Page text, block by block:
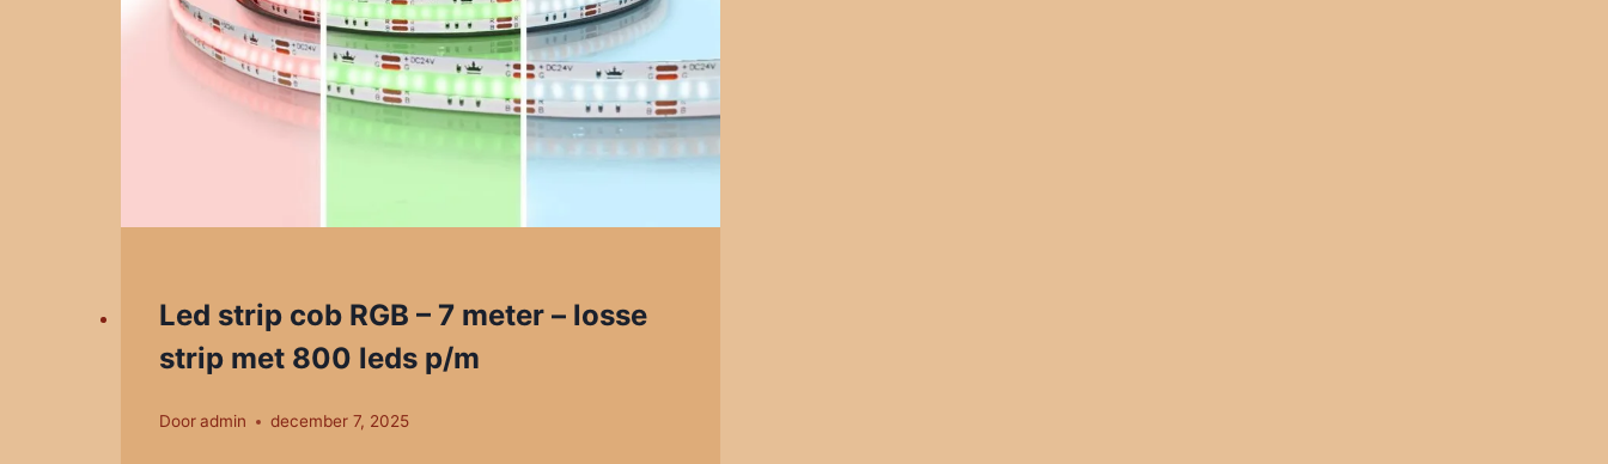
Led strip cob RGB – 7 meter – losse
strip met 800 leds p/m
Door admin december 7, 2025